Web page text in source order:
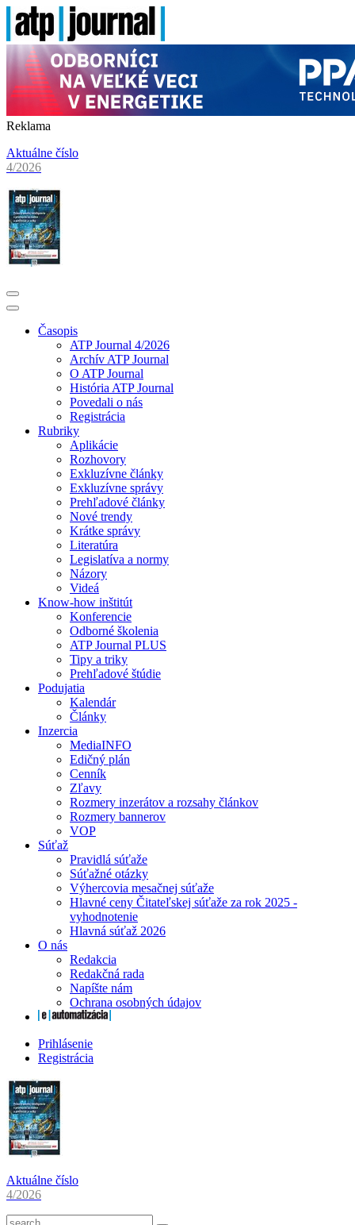
Reklama
Aktuálne číslo
4/2026
Časopis
ATP Journal 4/2026
Archív ATP Journal
O ATP Journal
História ATP Journal
Povedali o nás
Registrácia
Rubriky
Aplikácie
Rozhovory
Exkluzívne články
Exkluzívne správy
Prehľadové články
Nové trendy
Krátke správy
Literatúra
Legislatíva a normy
Názory
Videá
Know-how inštitút
Konferencie
Odborné školenia
ATP Journal PLUS
Tipy a triky
Prehľadové štúdie
Podujatia
Kalendár
Články
Inzercia
MediaINFO
Edičný plán
Cenník
Zľavy
Rozmery inzerátov a rozsahy článkov
Rozmery bannerov
VOP
Súťaž
Pravidlá súťaže
Súťažné otázky
Výhercovia mesačnej súťaže
Hlavné ceny Čitateľskej súťaže za rok 2025 -
vyhodnotenie
Hlavná súťaž 2026
O nás
Redakcia
Redakčná rada
Napíšte nám
Ochrana osobných údajov
Prihlásenie
Registrácia
Aktuálne číslo
4/2026